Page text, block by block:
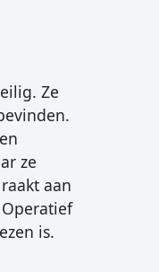
Ze
ze
aan
is.